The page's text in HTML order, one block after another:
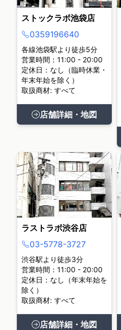
ストックラボ池袋店
0359196640
各線池袋駅より徒歩5分
営業時間：11:00 - 20:00
定休日：なし（臨時休業・
年末年始を除く）
取扱商材: すべて
店舗詳細・地図
ラストラボ渋谷店
03-5778-3727
渋谷駅より徒歩3分
営業時間：11:00 - 20:00
定休日：なし（年末年始を
除く）
取扱商材: すべて
店舗詳細・地図